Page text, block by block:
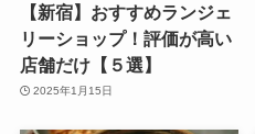
【新宿】おすすめランジェ
リーショップ！評価が高い
店舗だけ【５選】
2025年1月15日